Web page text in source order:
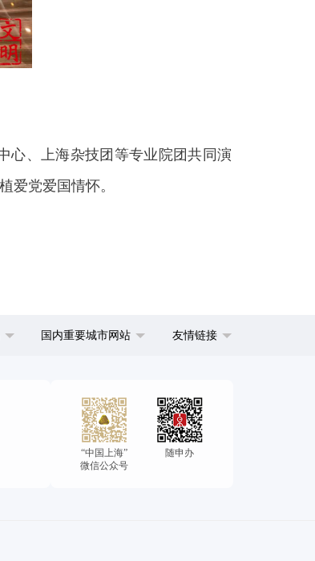
、上海杂技团等专业院团共同演
爱党爱国情怀。
国内重要城市网站 友情链接
“中国上海”
微信公众号
随申办